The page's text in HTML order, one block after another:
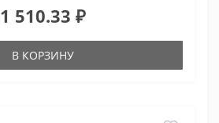
1 510.33 ₽
В КОРЗИНУ